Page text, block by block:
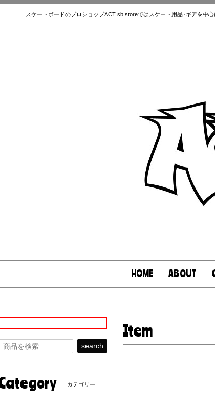
スケートボードのプロショップACT sb storeではスケート用品･ギアを中心に
HOME ABOUT
Item
search
カテゴリー